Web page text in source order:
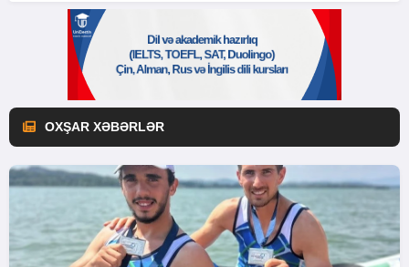
OXŞAR XƏBƏRLƏR